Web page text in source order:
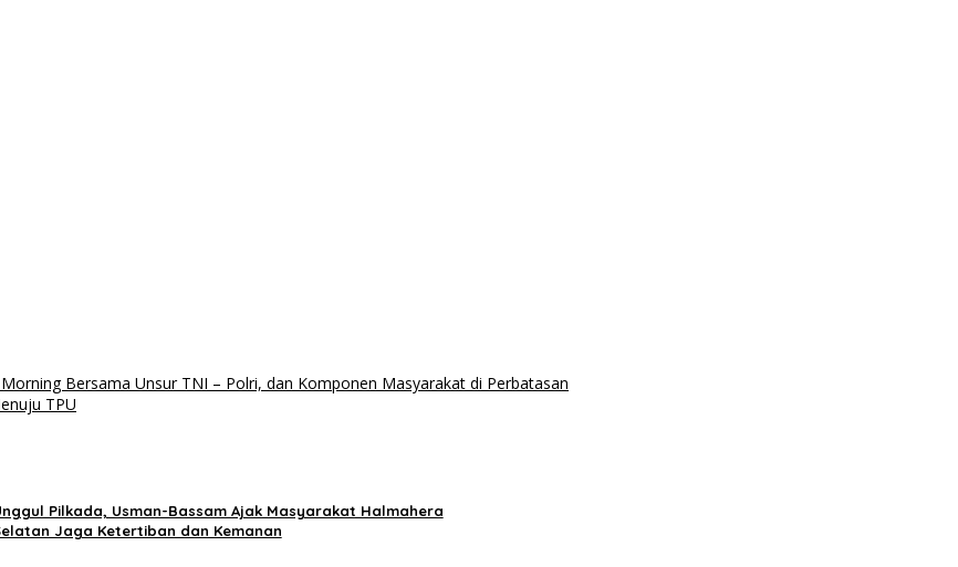
Bersama Unsur TNI – Polri, dan Komponen Masyarakat di Perbatasan
TPU
Pilkada, Usman-Bassam Ajak Masyarakat Halmahera
Jaga Ketertiban dan Kemanan